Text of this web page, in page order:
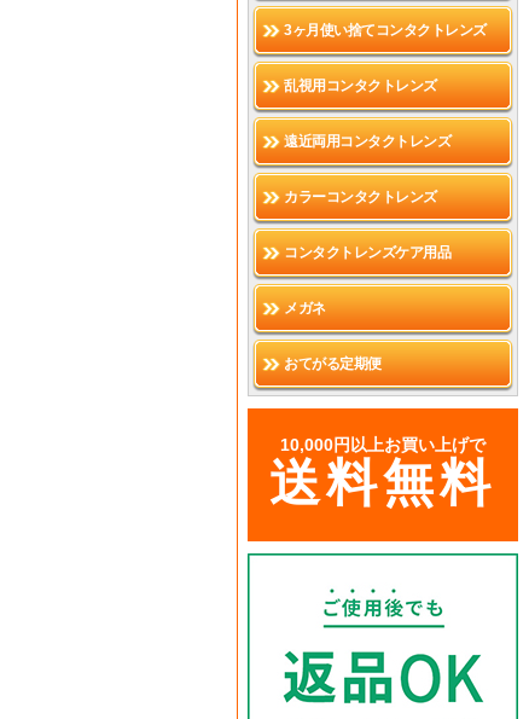
3ヶ月使い捨てコンタクトレンズ
乱視用コンタクトレンズ
遠近両用コンタクトレンズ
カラーコンタクトレンズ
コンタクトレンズケア用品
メガネ
おてがる定期便
10,000円以上お買い上げで
送料無料